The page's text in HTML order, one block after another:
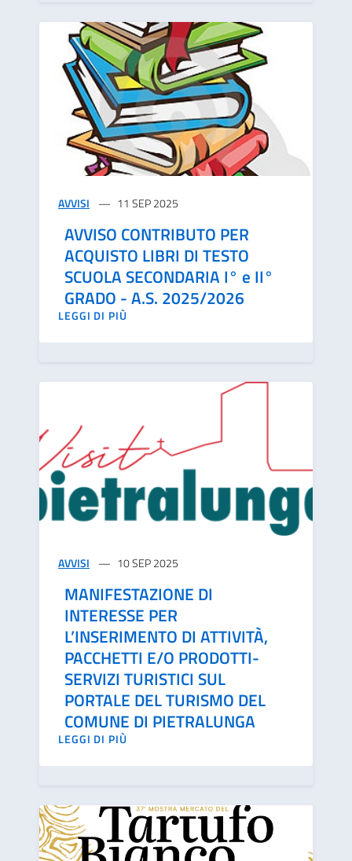
AVVISI 11 SEP 2025
AVVISO CONTRIBUTO PER
ACQUISTO LIBRI DI TESTO
SCUOLA SECONDARIA I° e II°
GRADO - A.S. 2025/2026
LEGGI DI PIÙ
AVVISI 10 SEP 2025
MANIFESTAZIONE DI
INTERESSE PER
L’INSERIMENTO DI ATTIVITÀ,
PACCHETTI E/O PRODOTTI-
SERVIZI TURISTICI SUL
PORTALE DEL TURISMO DEL
COMUNE DI PIETRALUNGA
LEGGI DI PIÙ